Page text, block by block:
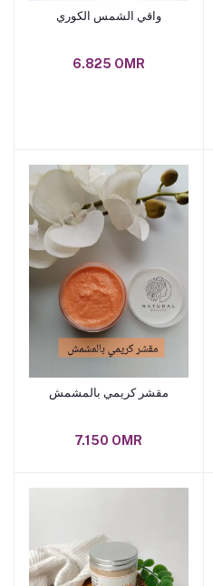
واقي الشمس الكوري
6.825 OMR
مقشر كريمي بالمشمش
7.150 OMR